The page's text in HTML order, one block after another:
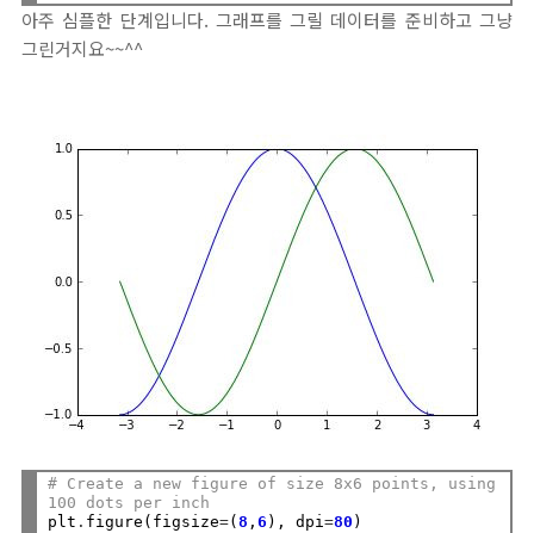
아주 심플한 단계입니다. 그래프를 그릴 데이터를 준비하고 그냥
그린거지요~~^^
# Create a new figure of size 8x6 points, using
100 dots per inch
plt . figure(figsize=(8 ,6 ), dpi=80 )